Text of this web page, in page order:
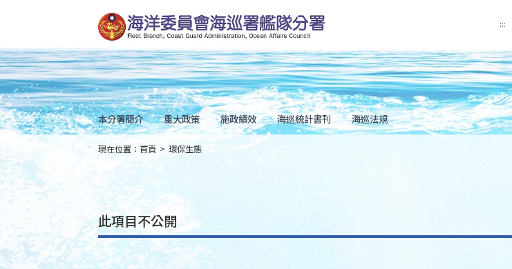
到
主
要
內
容
Skip
to
main
content
:::
本分署簡介 重大政策 施政績效 海巡統計書刊 海巡法規
::: 現在位置： 首頁 > 環保生態
此項目不公開